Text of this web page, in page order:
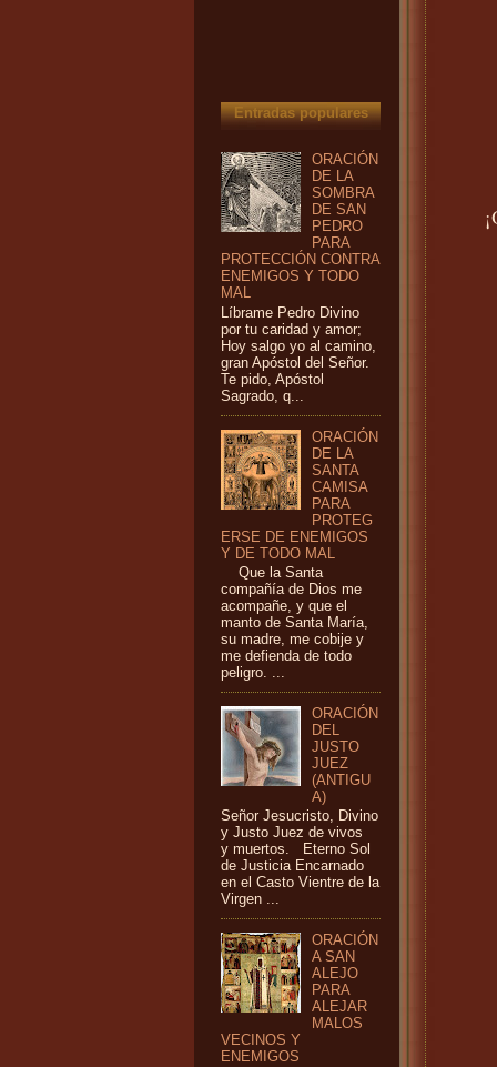
Entradas populares
ORACIÓN
DE LA
SOMBRA
DE SAN
PEDRO
PARA
PROTECCIÓN CONTRA
ENEMIGOS Y TODO
MAL
Líbrame Pedro Divino
por tu caridad y amor;
Hoy salgo yo al camino,
gran Apóstol del Señor.
Te pido, Apóstol
Sagrado, q...
ORACIÓN
DE LA
SANTA
CAMISA
PARA
PROTEG
ERSE DE ENEMIGOS
Y DE TODO MAL
Que la Santa
compañía de Dios me
acompañe, y que el
manto de Santa María,
su madre, me cobije y
me defienda de todo
peligro. ...
ORACIÓN
DEL
JUSTO
JUEZ
(ANTIGU
A)
Señor Jesucristo, Divino
y Justo Juez de vivos
y muertos. Eterno Sol
de Justicia Encarnado
en el Casto Vientre de la
Virgen ...
ORACIÓN
A SAN
ALEJO
PARA
ALEJAR
MALOS
VECINOS Y
ENEMIGOS